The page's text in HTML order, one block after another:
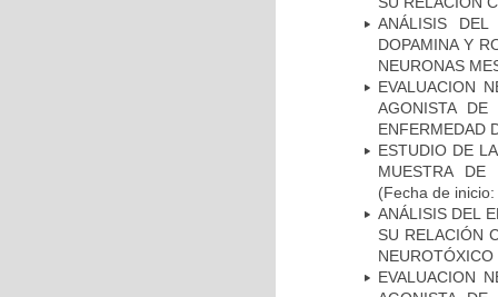
ANÁLISIS
DOPAMINA Y
NEURONAS
EVALUACION
AGONISTA
ENFERMEDAD
ESTUDIO DE
MUESTRA DE
(Fecha de
ANÁLISIS DEL
SU RELACIÓN
NEUROTÓXICO
EVALUACION